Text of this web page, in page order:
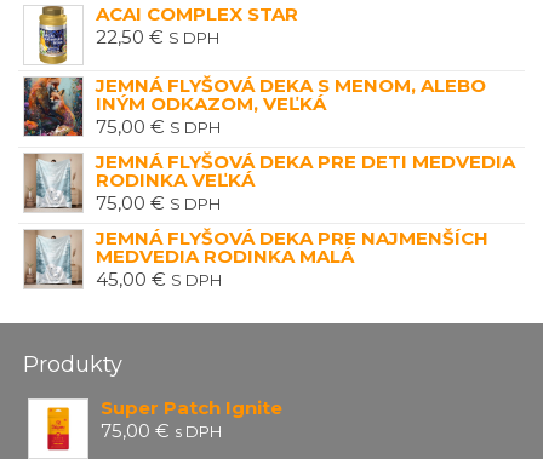
ACAI COMPLEX STAR
22,50 € S DPH
JEMNÁ FLYŠOVÁ DEKA S MENOM, ALEBO
INÝM ODKAZOM, VEĽKÁ
75,00 € S DPH
JEMNÁ FLYŠOVÁ DEKA PRE DETI MEDVEDIA
RODINKA VEĽKÁ
75,00 € S DPH
JEMNÁ FLYŠOVÁ DEKA PRE NAJMENŠÍCH
MEDVEDIA RODINKA MALÁ
45,00 € S DPH
Produkty
Super Patch Ignite
75,00€ s DPH